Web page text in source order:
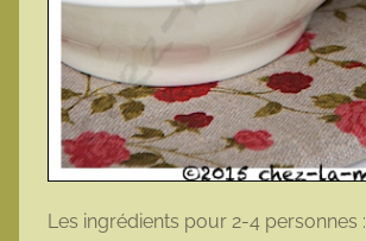
Les ingrédients pour 2-4 personnes :